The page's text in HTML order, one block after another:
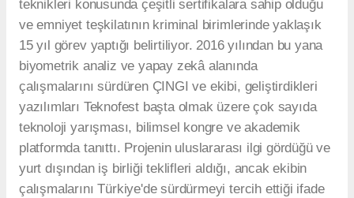
teknikleri konusunda çeşitli sertifikalara sahip olduğu
ve emniyet teşkilatının kriminal birimlerinde yaklaşık
15 yıl görev yaptığı belirtiliyor. 2016 yılından bu yana
biyometrik analiz ve yapay zekâ alanında
çalışmalarını sürdüren ÇINGI ve ekibi, geliştirdikleri
yazılımları Teknofest başta olmak üzere çok sayıda
teknoloji yarışması, bilimsel kongre ve akademik
platformda tanıttı. Projenin uluslararası ilgi gördüğü ve
yurt dışından iş birliği teklifleri aldığı, ancak ekibin
çalışmalarını Türkiye'de sürdürmeyi tercih ettiği ifade